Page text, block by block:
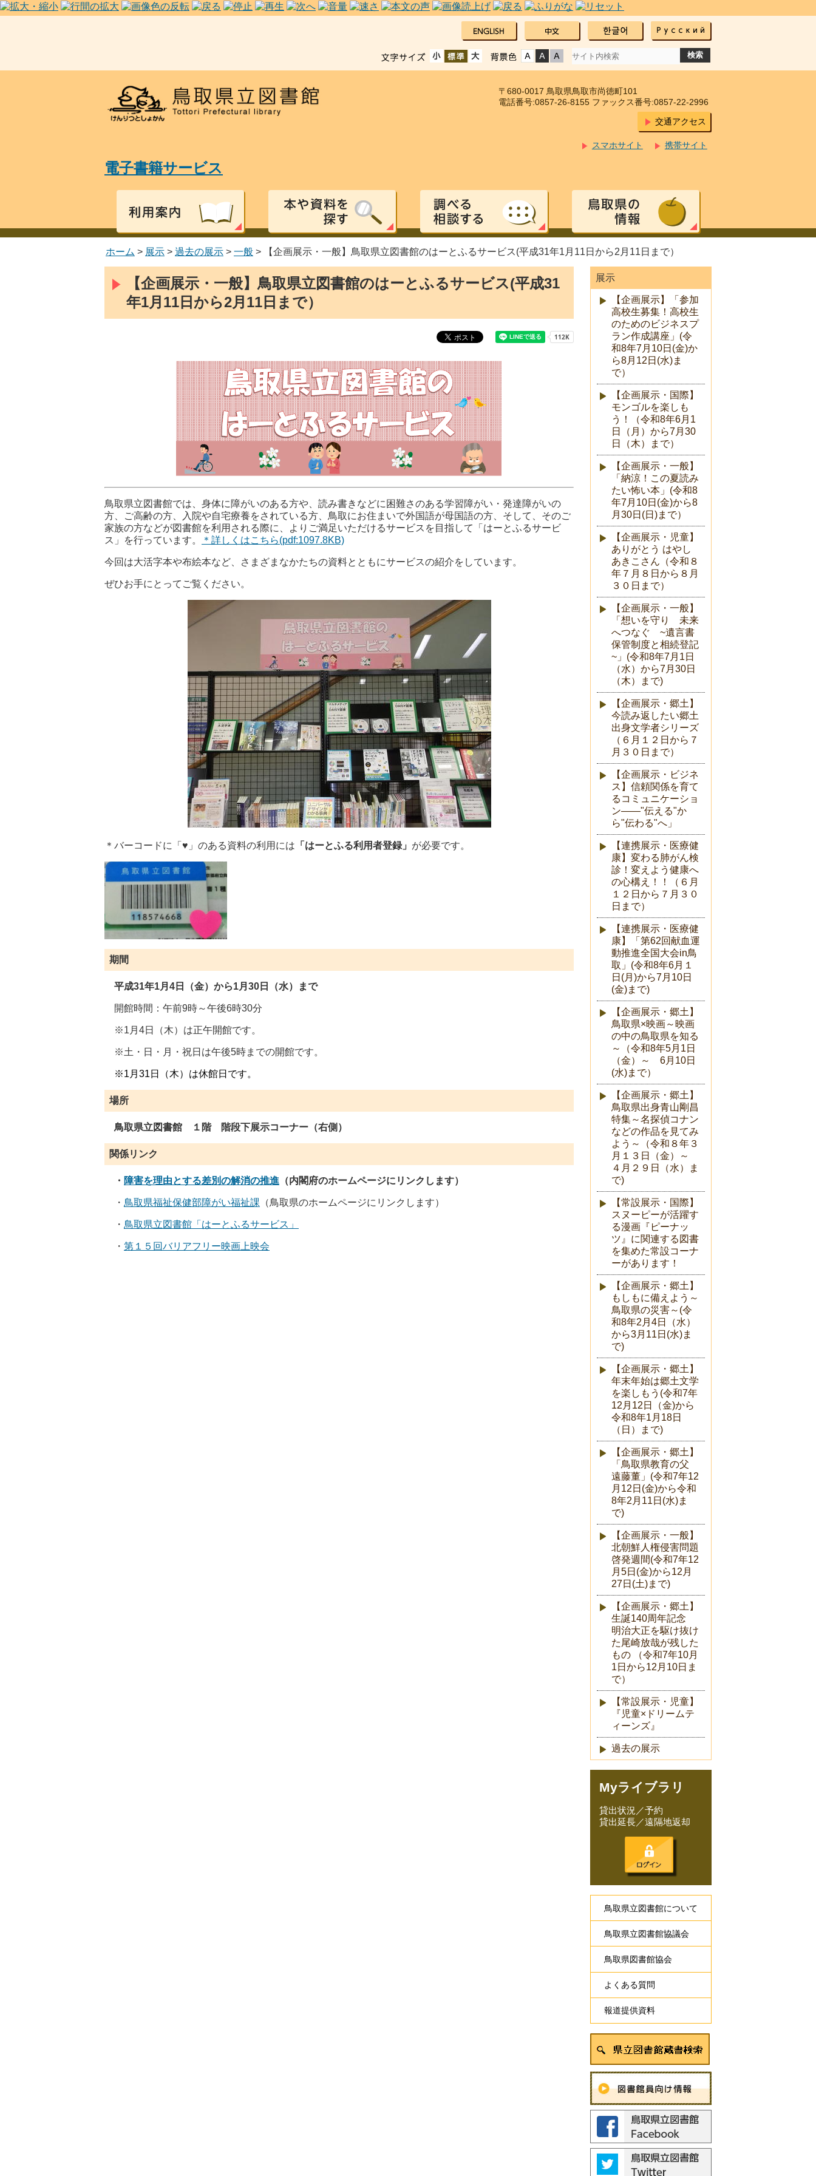
〒680-0017 鳥取県鳥取市尚徳町101
電話番号:0857-26-8155 ファックス番号:0857-22-2996
交通アクセス
携帯サイト
スマホサイト
電子書籍サービス
ホーム > 展示 > 過去の展示 > 一般 > 【企画展示・一般】鳥取県立図書館のはーとふるサービス(平成31年1月11日から2月11日まで）
【企画展示・一般】鳥取県立図書館のはーとふるサービス(平成31
年1月11日から2月11日まで）
鳥取県立図書館では、身体に障がいのある方や、読み書きなどに困難さのある学習障がい・発達障がいの
方、ご高齢の方、入院や自宅療養をされている方、鳥取にお住まいで外国語が母国語の方、そして、そのご
家族の方などが図書館を利用される際に、よりご満足いただけるサービスを目指して「はーとふるサービ
ス」を行っています。
＊詳しくはこちら(pdf:1097.8KB)
今回は大活字本や布絵本など、さまざまなかたちの資料とともにサービスの紹介をしています。
ぜひお手にとってご覧ください。
＊バーコードに「♥」のある資料の利用には 「はーとふる利用者登録」 が必要です。
期間
平成31年1月4日（金）から1月30日（水）まで
開館時間：午前9時～午後6時30分
※1月4日（木）は正午開館です。
※土・日・月・祝日は午後5時までの開館です。
※1月31日（木）は休館日です。
場所
鳥取県立図書館 １階 階段下展示コーナー（右側）
関係リンク
・ 障害を理由とする差別の解消の推進 （内閣府のホームページにリンクします）
・ 鳥取県福祉保健部障がい福祉課 （鳥取県のホームページにリンクします）
・ 鳥取県立図書館「はーとふるサービス」
・ 第１５回バリアフリー映画上映会
展示
【企画展示】「参加
高校生募集！高校生
のためのビジネスプ
ラン作成講座」(令
和8年7月10日(金)か
ら8月12日(水)ま
で）
【企画展示・国際】
モンゴルを楽しも
う！（令和8年6月1
日（月）から7月30
日（木）まで）
【企画展示・一般】
「納涼！この夏読み
たい怖い本」(令和8
年7月10日(金)から8
月30日(日)まで）
【企画展示・児童】
ありがとう はやし
あきこさん（令和８
年７月８日から８月
３０日まで）
【企画展示・一般】
「想いを守り 未来
へつなぐ ~遺言書
保管制度と相続登記
~」(令和8年7月1日
（水）から7月30日
（木）まで)
【企画展示・郷土】
今読み返したい郷土
出身文学者シリーズ
（６月１２日から７
月３０日まで）
【企画展示・ビジネ
ス】信頼関係を育て
るコミュニケーショ
ン――"伝える"か
ら"伝わる"へ」
【連携展示・医療健
康】変わる肺がん検
診！変えよう健康へ
の心構え！！（６月
１２日から７月３０
日まで）
【連携展示・医療健
康】「第62回献血運
動推進全国大会in鳥
取」(令和8年6月１
日(月)から7月10日
(金)まで)
【企画展示・郷土】
鳥取県×映画～映画
の中の鳥取県を知る
～（令和8年5月1日
（金）～ 6月10日
(水)まで）
【企画展示・郷土】
鳥取県出身青山剛昌
特集～名探偵コナン
などの作品を見てみ
よう～（令和８年３
月１３日（金）～
４月２９日（水）ま
で)
【常設展示・国際】
スヌーピーが活躍す
る漫画『ピーナッ
ツ』に関連する図書
を集めた常設コーナ
ーがあります！
【企画展示・郷土】
もしもに備えよう～
鳥取県の災害～(令
和8年2月4日（水）
から3月11日(水)ま
で)
【企画展示・郷土】
年末年始は郷土文学
を楽しもう(令和7年
12月12日（金)から
令和8年1月18日
（日）まで)
【企画展示・郷土】
「鳥取県教育の父
遠藤董」(令和7年12
月12日(金)から令和
8年2月11日(水)ま
で)
【企画展示・一般】
北朝鮮人権侵害問題
啓発週間(令和7年12
月5日(金)から12月
27日(土)まで)
【企画展示・郷土】
生誕140周年記念
明治大正を駆け抜け
た尾崎放哉が残した
もの （令和7年10月
1日から12月10日ま
で）
【常設展示・児童】
『児童×ドリームテ
ィーンズ』
過去の展示
Myライブラリ
貸出状況／予約
貸出延長／遠隔地返却
鳥取県立図書館について
鳥取県立図書館協議会
鳥取県図書館協会
よくある質問
報道提供資料